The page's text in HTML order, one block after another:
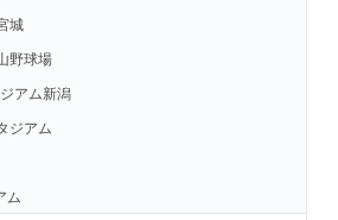
城
野球場
アム新潟
ジアム
ム